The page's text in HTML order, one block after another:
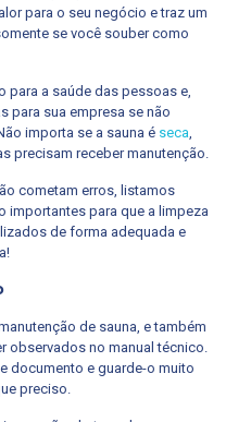
para o seu negócio e traz um
se você souber como
para a saúde das pessoas e,
para sua empresa se não
importa se a sauna é seca,
precisam receber manutenção.
cometam erros, listamos
importantes para que a limpeza
de forma adequada e
de sauna, e também
observados no manual técnico.
documento e guarde-o muito
preciso.